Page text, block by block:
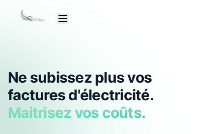
Ne subissez plus vos
factures d'électricité.
Maitrisez vos coûts.